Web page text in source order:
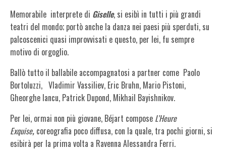
Memorabile interprete di Giselle, si esibì in tutti i più grandi
teatri del mondo; portò anche la danza nei paesi più sperduti, su
palcoscenici quasi improvvisati e questo, per lei, fu sempre
motivo di orgoglio.
Ballò tutto il ballabile accompagnatosi a partner come Paolo
Bortoluzzi, Vladimir Vassiliev, Eric Bruhn, Mario Pistoni,
Gheorghe Iancu, Patrick Dupond, Mikhail Bayishnikov.
Per lei, ormai non più giovane, Béjart compose L’Heure
Exquise, coreografia poco diffusa, con la quale, tra pochi giorni, si
esibirà per la prima volta a Ravenna Alessandra Ferri.